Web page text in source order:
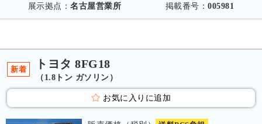
展示拠点：名古屋営業所 掲載番号：005981
新着 トヨタ 8FG18
（1.8トン ガソリン）
お気に入りに追加